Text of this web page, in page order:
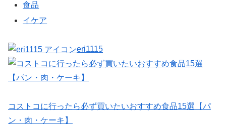
食品
イケア
eri1115
コストコに行ったら必ず買いたいおすすめ食品15選【パ
ン・肉・ケーキ】